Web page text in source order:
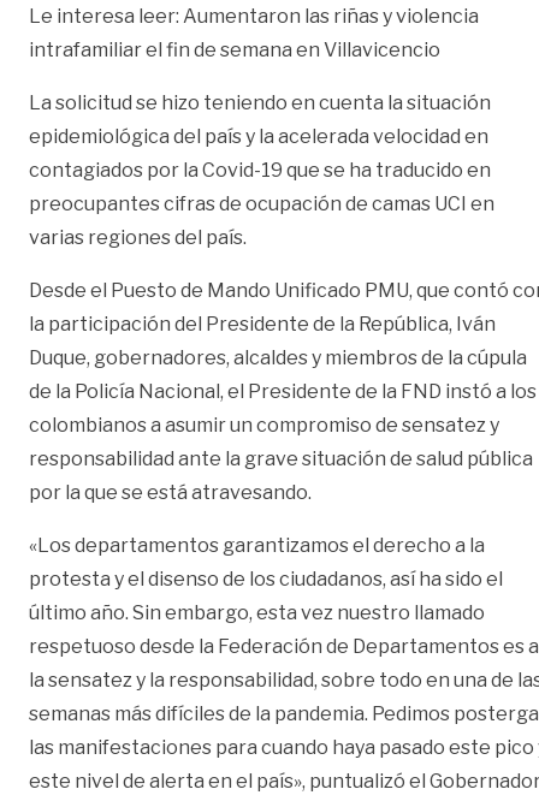
Le interesa leer: Aumentaron las riñas y violencia
intrafamiliar el fin de semana en Villavicencio
La solicitud se hizo teniendo en cuenta la situación
epidemiológica del país y la acelerada velocidad en
contagiados por la Covid-19 que se ha traducido en
preocupantes cifras de ocupación de camas UCI en
varias regiones del país.
Desde el Puesto de Mando Unificado PMU, que contó
la participación del Presidente de la República, Iván
Duque, gobernadores, alcaldes y miembros de la cúpula
de la Policía Nacional, el Presidente de la FND instó a los
colombianos a asumir un compromiso de sensatez y
responsabilidad ante la grave situación de salud pública
por la que se está atravesando.
«Los departamentos garantizamos el derecho a la
protesta y el disenso de los ciudadanos, así ha sido el
último año. Sin embargo, esta vez nuestro llamado
respetuoso desde la Federación de Departamentos es a
la sensatez y la responsabilidad, sobre todo en una de
semanas más difíciles de la pandemia. Pedimos
las manifestaciones para cuando haya pasado este pico
este nivel de alerta en el país», puntualizó el